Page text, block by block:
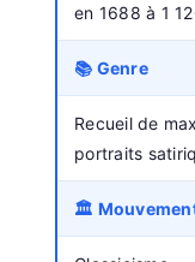
en 1688 à 1
📚 Genre
Recueil de
portraits
🏛️